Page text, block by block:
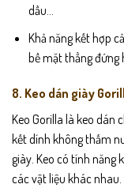
dầu…
Khả năng kết hợp
bề mặt thẳng đứng
8. Keo dán giày
Keo Gorilla là keo dán
kết dính không thấm
giày. Keo có tính năng
các vật liệu khác